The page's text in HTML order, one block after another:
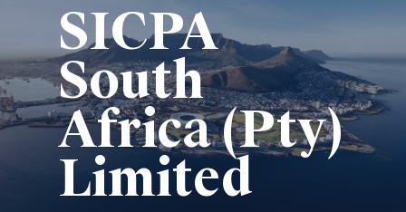
SICPA
South
Africa (Pty)
Limited